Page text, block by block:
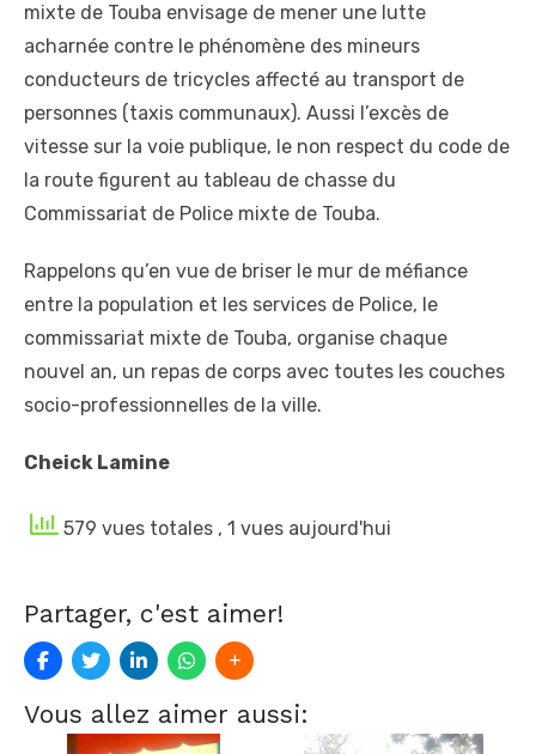
mixte de Touba envisage de mener une lutte
acharnée contre le phénomène des mineurs
conducteurs de tricycles affecté au transport de
personnes (taxis communaux). Aussi l’excès de
vitesse sur la voie publique, le non respect du code de
la route figurent au tableau de chasse du
Commissariat de Police mixte de Touba.
Rappelons qu’en vue de briser le mur de méfiance
entre la population et les services de Police, le
commissariat mixte de Touba, organise chaque
nouvel an, un repas de corps avec toutes les couches
socio-professionnelles de la ville.
Cheick Lamine
579 vues totales , 1 vues aujourd'hui
Partager, c'est aimer!
Vous allez aimer aussi: